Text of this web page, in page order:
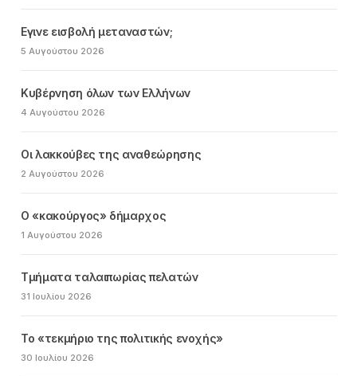
Εγινε εισβολή μεταναστών;
5 Αυγούστου 2026
Κυβέρνηση όλων των Ελλήνων
4 Αυγούστου 2026
Οι λακκούβες της αναθεώρησης
2 Αυγούστου 2026
Ο «κακούργος» δήμαρχος
1 Αυγούστου 2026
Τμήματα ταλαιπωρίας πελατών
31 Ιουλίου 2026
Το «τεκμήριο της πολιτικής ενοχής»
30 Ιουλίου 2026